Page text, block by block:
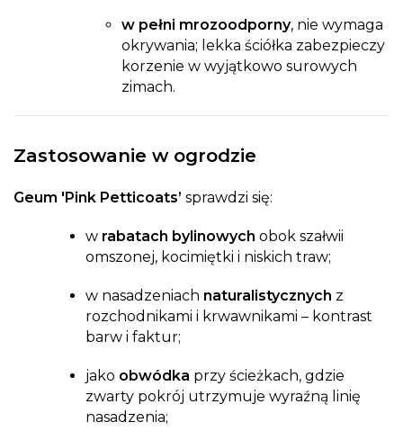
w pełni mrozoodporny, nie wymaga
okrywania; lekka ściółka zabezpieczy
korzenie w wyjątkowo surowych
zimach.
Zastosowanie w ogrodzie
Geum 'Pink Petticoats’ sprawdzi się:
w rabatach bylinowych obok szałwii
omszonej, kocimiętki i niskich traw;
w nasadzeniach naturalistycznych z
rozchodnikami i krwawnikami – kontrast
barw i faktur;
jako obwódka przy ścieżkach, gdzie
zwarty pokrój utrzymuje wyraźną linię
nasadzenia;